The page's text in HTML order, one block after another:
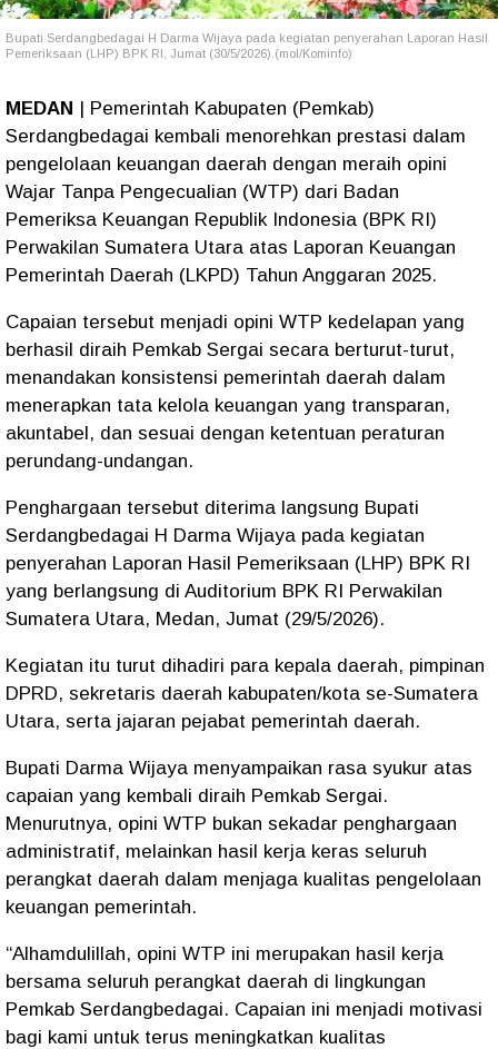
Bupati Serdangbedagai H Darma Wijaya pada kegiatan penyerahan Laporan Hasil
Pemeriksaan (LHP) BPK RI, Jumat (30/5/2026).(mol/Kominfo)
MEDAN | Pemerintah Kabupaten (Pemkab)
Serdangbedagai kembali menorehkan prestasi dalam
pengelolaan keuangan daerah dengan meraih opini
Wajar Tanpa Pengecualian (WTP) dari Badan
Pemeriksa Keuangan Republik Indonesia (BPK RI)
Perwakilan Sumatera Utara atas Laporan Keuangan
Pemerintah Daerah (LKPD) Tahun Anggaran 2025.
Capaian tersebut menjadi opini WTP kedelapan yang
berhasil diraih Pemkab Sergai secara berturut-turut,
menandakan konsistensi pemerintah daerah dalam
menerapkan tata kelola keuangan yang transparan,
akuntabel, dan sesuai dengan ketentuan peraturan
perundang-undangan.
Penghargaan tersebut diterima langsung Bupati
Serdangbedagai H Darma Wijaya pada kegiatan
penyerahan Laporan Hasil Pemeriksaan (LHP) BPK RI
yang berlangsung di Auditorium BPK RI Perwakilan
Sumatera Utara, Medan, Jumat (29/5/2026).
Kegiatan itu turut dihadiri para kepala daerah, pimpinan
DPRD, sekretaris daerah kabupaten/kota se-Sumatera
Utara, serta jajaran pejabat pemerintah daerah.
Bupati Darma Wijaya menyampaikan rasa syukur atas
capaian yang kembali diraih Pemkab Sergai.
Menurutnya, opini WTP bukan sekadar penghargaan
administratif, melainkan hasil kerja keras seluruh
perangkat daerah dalam menjaga kualitas pengelolaan
keuangan pemerintah.
“Alhamdulillah, opini WTP ini merupakan hasil kerja
bersama seluruh perangkat daerah di lingkungan
Pemkab Serdangbedagai. Capaian ini menjadi motivasi
bagi kami untuk terus meningkatkan kualitas